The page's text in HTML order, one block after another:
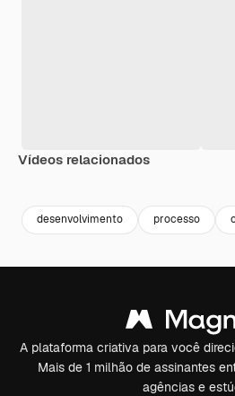
Vídeos relacionados
desenvolvimento processo
A plataforma criativa para você
Mais de 1 milhão de assinantes
agências e